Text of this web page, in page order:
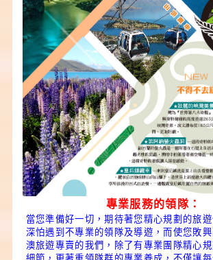
專業服務的領隊：
當您準備好一切，期待著您精心規劃的旅
深怕遇到不專業的領隊及導遊，而使您敗
澳旅遊專賣的我們，除了有專業團隊精心